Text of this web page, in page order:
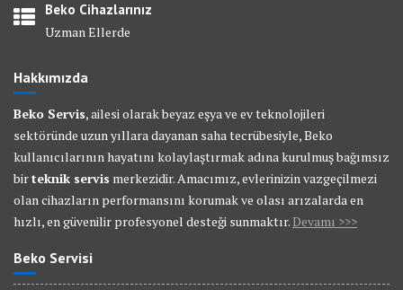
Beko Cihazlarınız
Uzman Ellerde
Hakkımızda
Beko Servis, ailesi olarak beyaz eşya ve ev teknolojileri
sektöründe uzun yıllara dayanan saha tecrübesiyle, Beko
kullanıcılarının hayatını kolaylaştırmak adına kurulmuş bağımsız
birteknik servis merkezidir. Amacımız, evlerinizin vazgeçilmezi
olan cihazların performansını korumak ve olası arızalarda en
hızlı, en güvenilir profesyonel desteği sunmaktır. Devamı >>>
Beko Servisi